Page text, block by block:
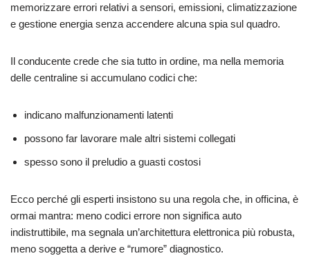
memorizzare errori relativi a sensori, emissioni, climatizzazione
e gestione energia senza accendere alcuna spia sul quadro.
Il conducente crede che sia tutto in ordine, ma nella memoria
delle centraline si accumulano codici che:
indicano malfunzionamenti latenti
possono far lavorare male altri sistemi collegati
spesso sono il preludio a guasti costosi
Ecco perché gli esperti insistono su una regola che, in officina, è
ormai mantra: meno codici errore non significa auto
indistruttibile, ma segnala un’architettura elettronica più robusta,
meno soggetta a derive e “rumore” diagnostico.